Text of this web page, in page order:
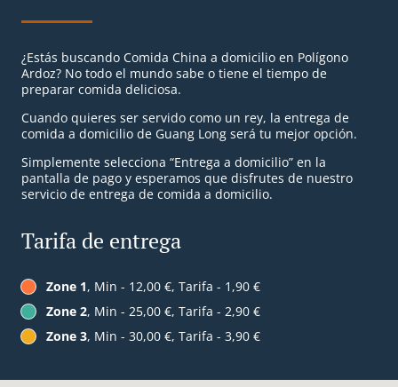
¿Estás buscando Comida China a domicilio en Polígono
Ardoz? No todo el mundo sabe o tiene el tiempo de
preparar comida deliciosa.
Cuando quieres ser servido como un rey, la entrega de
comida a domicilio de Guang Long será tu mejor opción.
Simplemente selecciona “Entrega a domicilio” en la
pantalla de pago y esperamos que disfrutes de nuestro
servicio de entrega de comida a domicilio.
Tarifa de entrega
Zone 1, Min - 12,00 €, Tarifa - 1,90 €
Zone 2, Min - 25,00 €, Tarifa - 2,90 €
Zone 3, Min - 30,00 €, Tarifa - 3,90 €